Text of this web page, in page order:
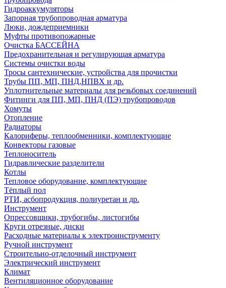
Гидроаккумуляторы
Запорная трубопроводная арматура
Люки, дождеприемники
Муфты противопожарные
Очистка БАССЕЙНА
Предохранительная и регулирующая арматура
Системы очистки воды
Тросы сантехнические, устройства для прочистки
Трубы ПП, МП, ПНД,НПВХ и др.
Уплотнительные материалы для резьбовых соединений
Фитинги для ПП, МП, ПНД (ПЭ) трубопроводов
Хомуты
Отопление
Радиаторы
Калориферы, теплообменники, комплектующие
Конвекторы газовые
Теплоноситель
Гидравлические разделители
Котлы
Тепловое оборудование, комплектующие
Тёплый пол
РТИ, асбопродукция, полиуретан и др.
Инструмент
Опрессовщики, трубогибы, листогибы
Круги отрезные, диски
Расходные материалы к электроинструменту
Ручной инструмент
Строительно-отделочный инструмент
Электрический инструмент
Климат
Вентиляционное оборудование